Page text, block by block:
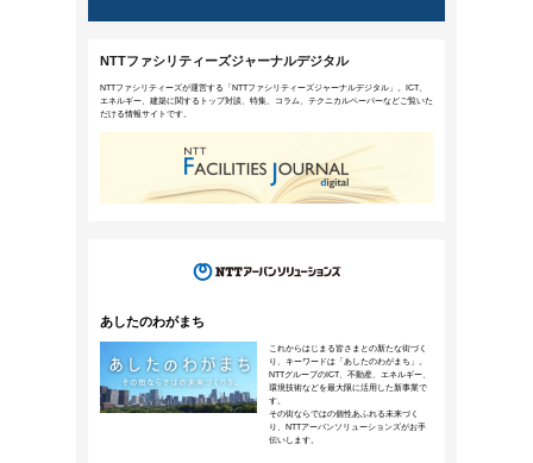
ニューワークスタイル